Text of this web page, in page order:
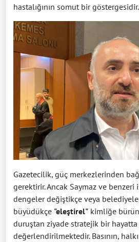
hastalığının somut bir göstergesidir.
Gazetecilik, güç merkezlerinden
gerektirir. Ancak Saymaz ve
dengeler değiştikçe veya
büyüdükçe "eleştirel" kimliğe
duruştan ziyade stratejik bir hayatta
değerlendirilmektedir. Basının,